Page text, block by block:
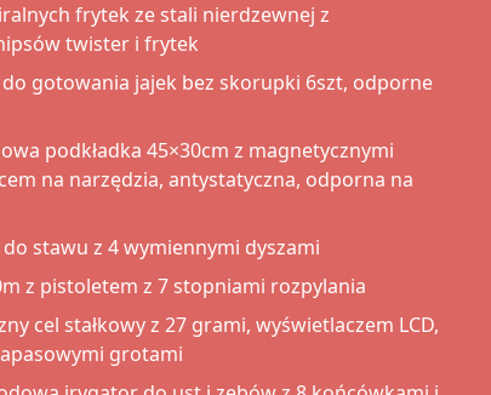
frytek ze stali nierdzewnej z
twister i frytek
gotowania jajek bez skorupki 6szt, odporne
podkładka 45×30cm z magnetycznymi
na narzędzia, antystatyczna, odporna na
stawu z 4 wymiennymi dyszami
z pistoletem z 7 stopniami rozpylania
cel stałkowy z 27 grami, wyświetlaczem LCD,
grotami